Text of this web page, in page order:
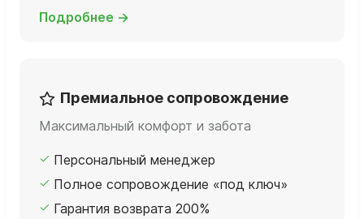
Подробнее →
Премиальное сопровождение
Максимальный комфорт и забота
Персональный менеджер
Полное сопровождение «под ключ»
Гарантия возврата 200%